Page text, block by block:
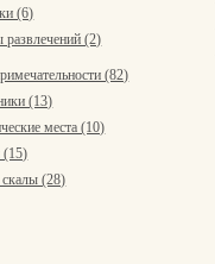
(6)
развлечений (2)
(82)
(13)
места (10)
(28)